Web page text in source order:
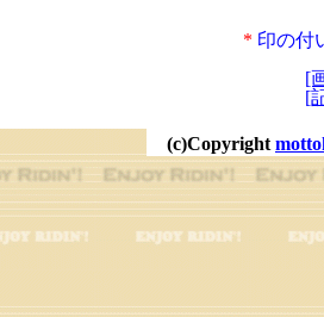
* 印の付
[
[
(c)Copyright